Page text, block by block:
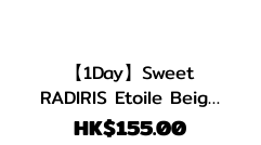
【1Day】Sweet
RADIRIS Etoile Beige
日抛｜1盒10片
HK$155.00